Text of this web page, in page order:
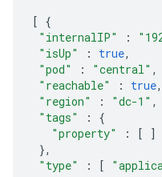
[ {
"internalIP"
:
"isUp"
: true,
"pod"
: "central" ,
"reachable"
: true,
"region"
: "dc-1" ,
"tags"
:
{
"property"
: [
]
},
"type"
: [